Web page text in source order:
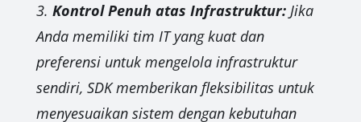
3. Kontrol Penuh atas Infrastruktur:Jika
Anda memiliki tim IT yang kuat dan
preferensi untuk mengelola infrastruktur
sendiri, SDK memberikan fleksibilitas untuk
menyesuaikan sistem dengan kebutuhan